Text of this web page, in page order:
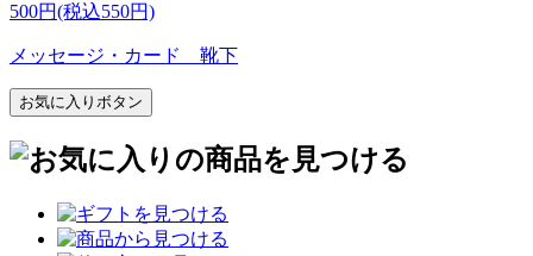
500円(税込550円)
メッセージ・カード 靴下
お気に入りボタン